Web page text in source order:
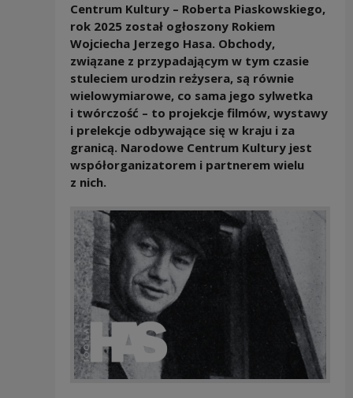
Centrum Kultury – Roberta Piaskowskiego,
rok 2025 został ogłoszony Rokiem
Wojciecha Jerzego Hasa. Obchody,
związane z przypadającym w tym czasie
stuleciem urodzin reżysera, są równie
wielowymiarowe, co sama jego sylwetka
i twórczość – to projekcje filmów, wystawy
i prelekcje odbywające się w kraju i za
granicą. Narodowe Centrum Kultury jest
współorganizatorem i partnerem wielu
z nich.